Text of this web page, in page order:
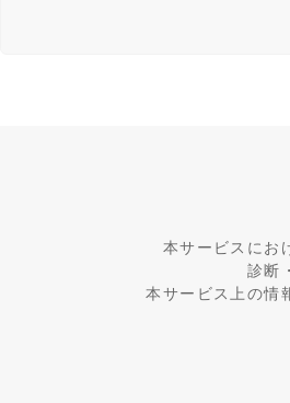
本サービスにお
診断
本サービス上の情